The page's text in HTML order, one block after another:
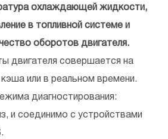
охлаждающей жидкости,
в топливной системе и
оборотов двигателя.
двигателя совершается на
или в реальном времени.
диагностирования:
и соединимо с устройствами